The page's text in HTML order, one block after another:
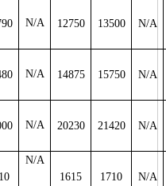
N/A 12750 13500 N/A
N/A 14875 15750 N/A
N/A 20230 21420 N/A
N/A
1615
1710 N/A